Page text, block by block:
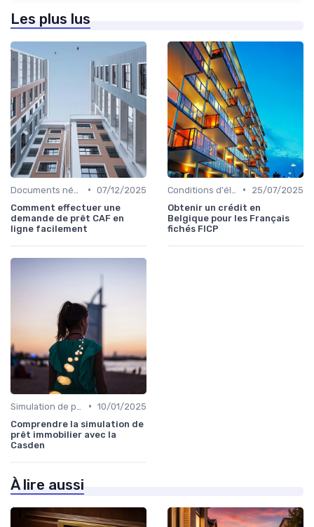
Les plus lus
• 07/12/2025
Comment effectuer une
demande de prêt CAF en
ligne facilement
•
25/07/2025
Obtenir un crédit en
Belgique pour les Français
fichés FICP
• 10/01/2025
Comprendre la simulation de
prêt immobilier avec la
Casden
À lire aussi